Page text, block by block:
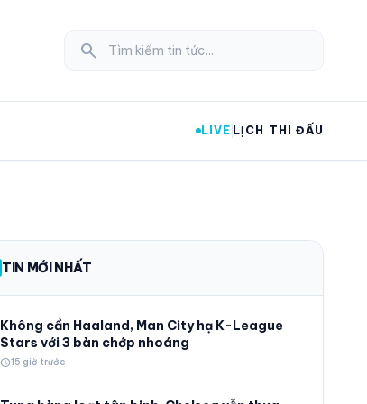
search
LIVE LỊCH THI ĐẤU
TIN MỚI NHẤT
Không cần Haaland, Man City hạ K-League
Stars với 3 bàn chớp nhoáng
schedule15 giờ trước